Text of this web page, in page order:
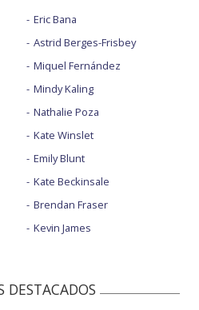
Eric Bana
Astrid Berges-Frisbey
Miquel Fernández
Mindy Kaling
Nathalie Poza
Kate Winslet
Emily Blunt
Kate Beckinsale
Brendan Fraser
Kevin James
DESTACADOS